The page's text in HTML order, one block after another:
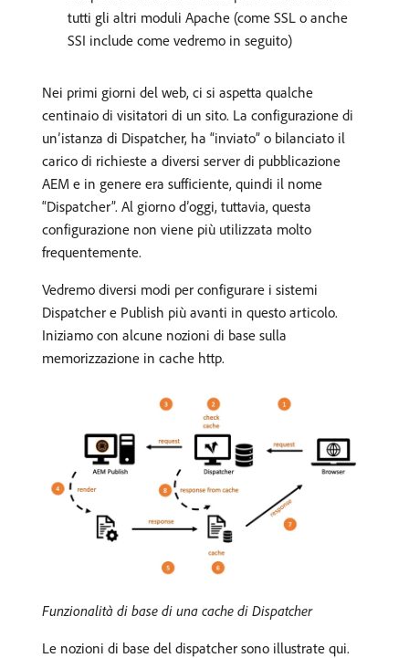
tutti gli altri moduli Apache (come SSL o anche
SSI include come vedremo in seguito)
Nei primi giorni del web, ci si aspetta qualche
centinaio di visitatori di un sito. La configurazione di
un’istanza di Dispatcher, ha “inviato” o bilanciato il
carico di richieste a diversi server di pubblicazione
AEM e in genere era sufficiente, quindi il nome
“Dispatcher”. Al giorno d’oggi, tuttavia, questa
configurazione non viene più utilizzata molto
frequentemente.
Vedremo diversi modi per configurare i sistemi
Dispatcher e Publish più avanti in questo articolo.
Iniziamo con alcune nozioni di base sulla
memorizzazione in cache http.
Funzionalità di base di una cache di Dispatcher
Le nozioni di base del dispatcher sono illustrate qui.